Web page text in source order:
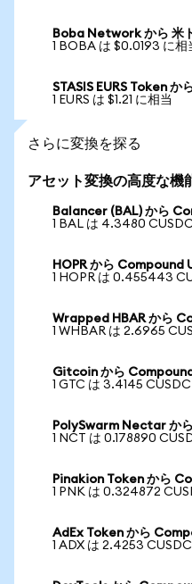
Boba Network から 米
1 BOBA は $0.0193 に相
STASIS EURS Token か
1 EURS は $1.21 に相当
さらに変換を探る
アセット変換の高度な機
Balancer (BAL) から
1 BAL は 4.3480
HOPR から Compound
1 HOPR は 0.455443
Wrapped HBAR から
1 WHBAR は 2.6965
Gitcoin から
1 GTC は 3.4145
PolySwarm Nectar か
1 NCT は 0.178890
Pinakion Token から
1 PNK は 0.324872
AdEx Token から
1 ADX は 2.4253